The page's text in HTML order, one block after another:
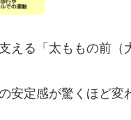
える「太ももの前（
安定感が驚くほど変